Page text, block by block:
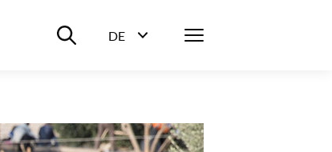
Suche ein-/ausblenden
DE
Menü